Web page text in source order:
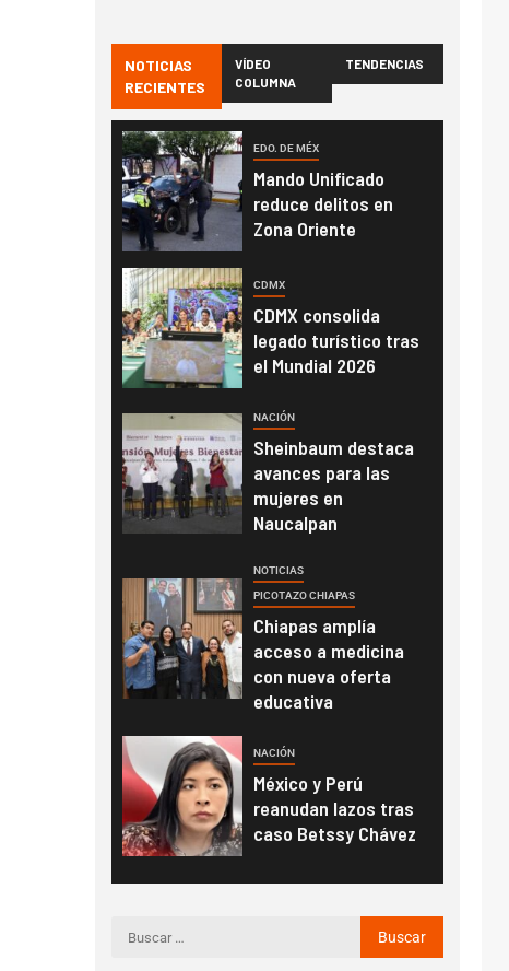
NOTICIAS
RECIENTES
VÍDEO
COLUMNA
TENDENCIAS
EDO. DE MÉX
Mando Unificado
reduce delitos en
Zona Oriente
CDMX
CDMX consolida
legado turístico tras
el Mundial 2026
NACIÓN
Sheinbaum destaca
avances para las
mujeres en
Naucalpan
NOTICIAS
PICOTAZO CHIAPAS
Chiapas amplía
acceso a medicina
con nueva oferta
educativa
NACIÓN
México y Perú
reanudan lazos tras
caso Betssy Chávez